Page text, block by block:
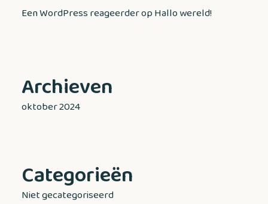
Een WordPress reageerderopHallo wereld!
Archieven
oktober 2024
Categorieën
Niet gecategoriseerd